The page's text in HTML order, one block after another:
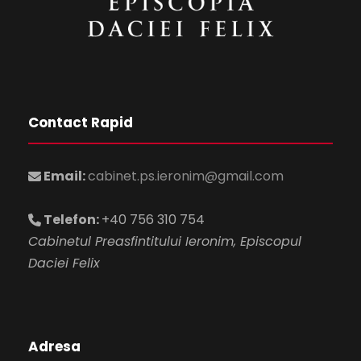
Contact Rapid
Email:cabinet.ps.ieronim@gmail.com
Telefon:+40 756 310 754
Cabinetul Preasfintitului Ieronim, Episcopul
Daciei Felix
Adresa